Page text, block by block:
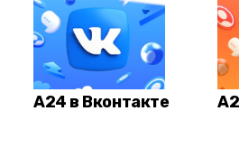
А24 в Вконтакте